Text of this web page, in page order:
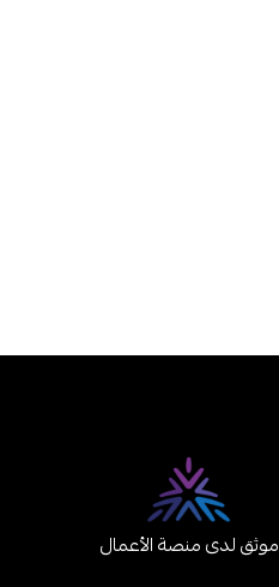
موثق لدى منصة الأعمال